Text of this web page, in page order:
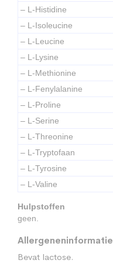
– L-Histidine
– L-Isoleucine
– L-Leucine
– L-Lysine
– L-Methionine
– L-Fenylalanine
– L-Proline
– L-Serine
– L-Threonine
– L-Tryptofaan
– L-Tyrosine
– L-Valine
Hulpstoffen
geen.
Allergeneninformatie
Bevat lactose.